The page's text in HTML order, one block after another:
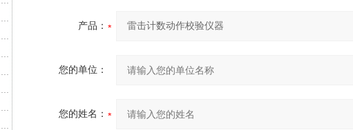
产品：
您的单位：
您的姓名：